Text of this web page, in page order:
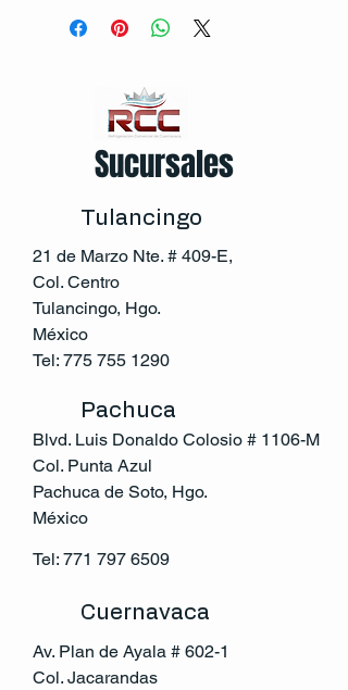
Sucursales
Tulancingo
21 de Marzo Nte. # 409-E,
Col. Centro
Tulancingo, Hgo.
México
Tel: 775 755 1290
Pachuca
Blvd. Luis Donaldo Colosio # 1106-M
Col. Punta Azul
Pachuca de Soto, Hgo.
México
Tel: 771 797 6509
Cuernavaca
Av. Plan de Ayala # 602-1
Col. Jacarandas